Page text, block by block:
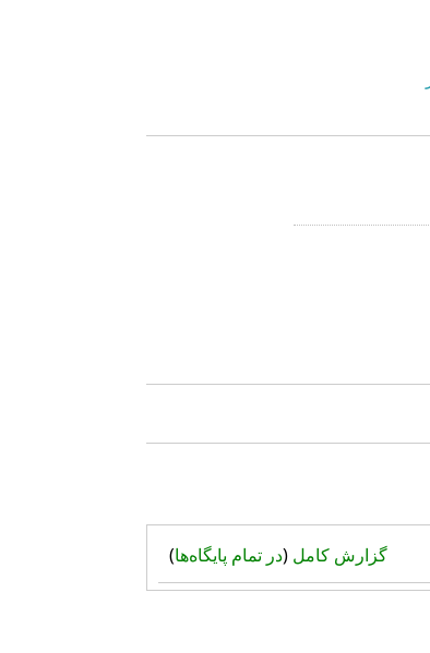
گزارش کامل (در تمام پایگاه‌ها)